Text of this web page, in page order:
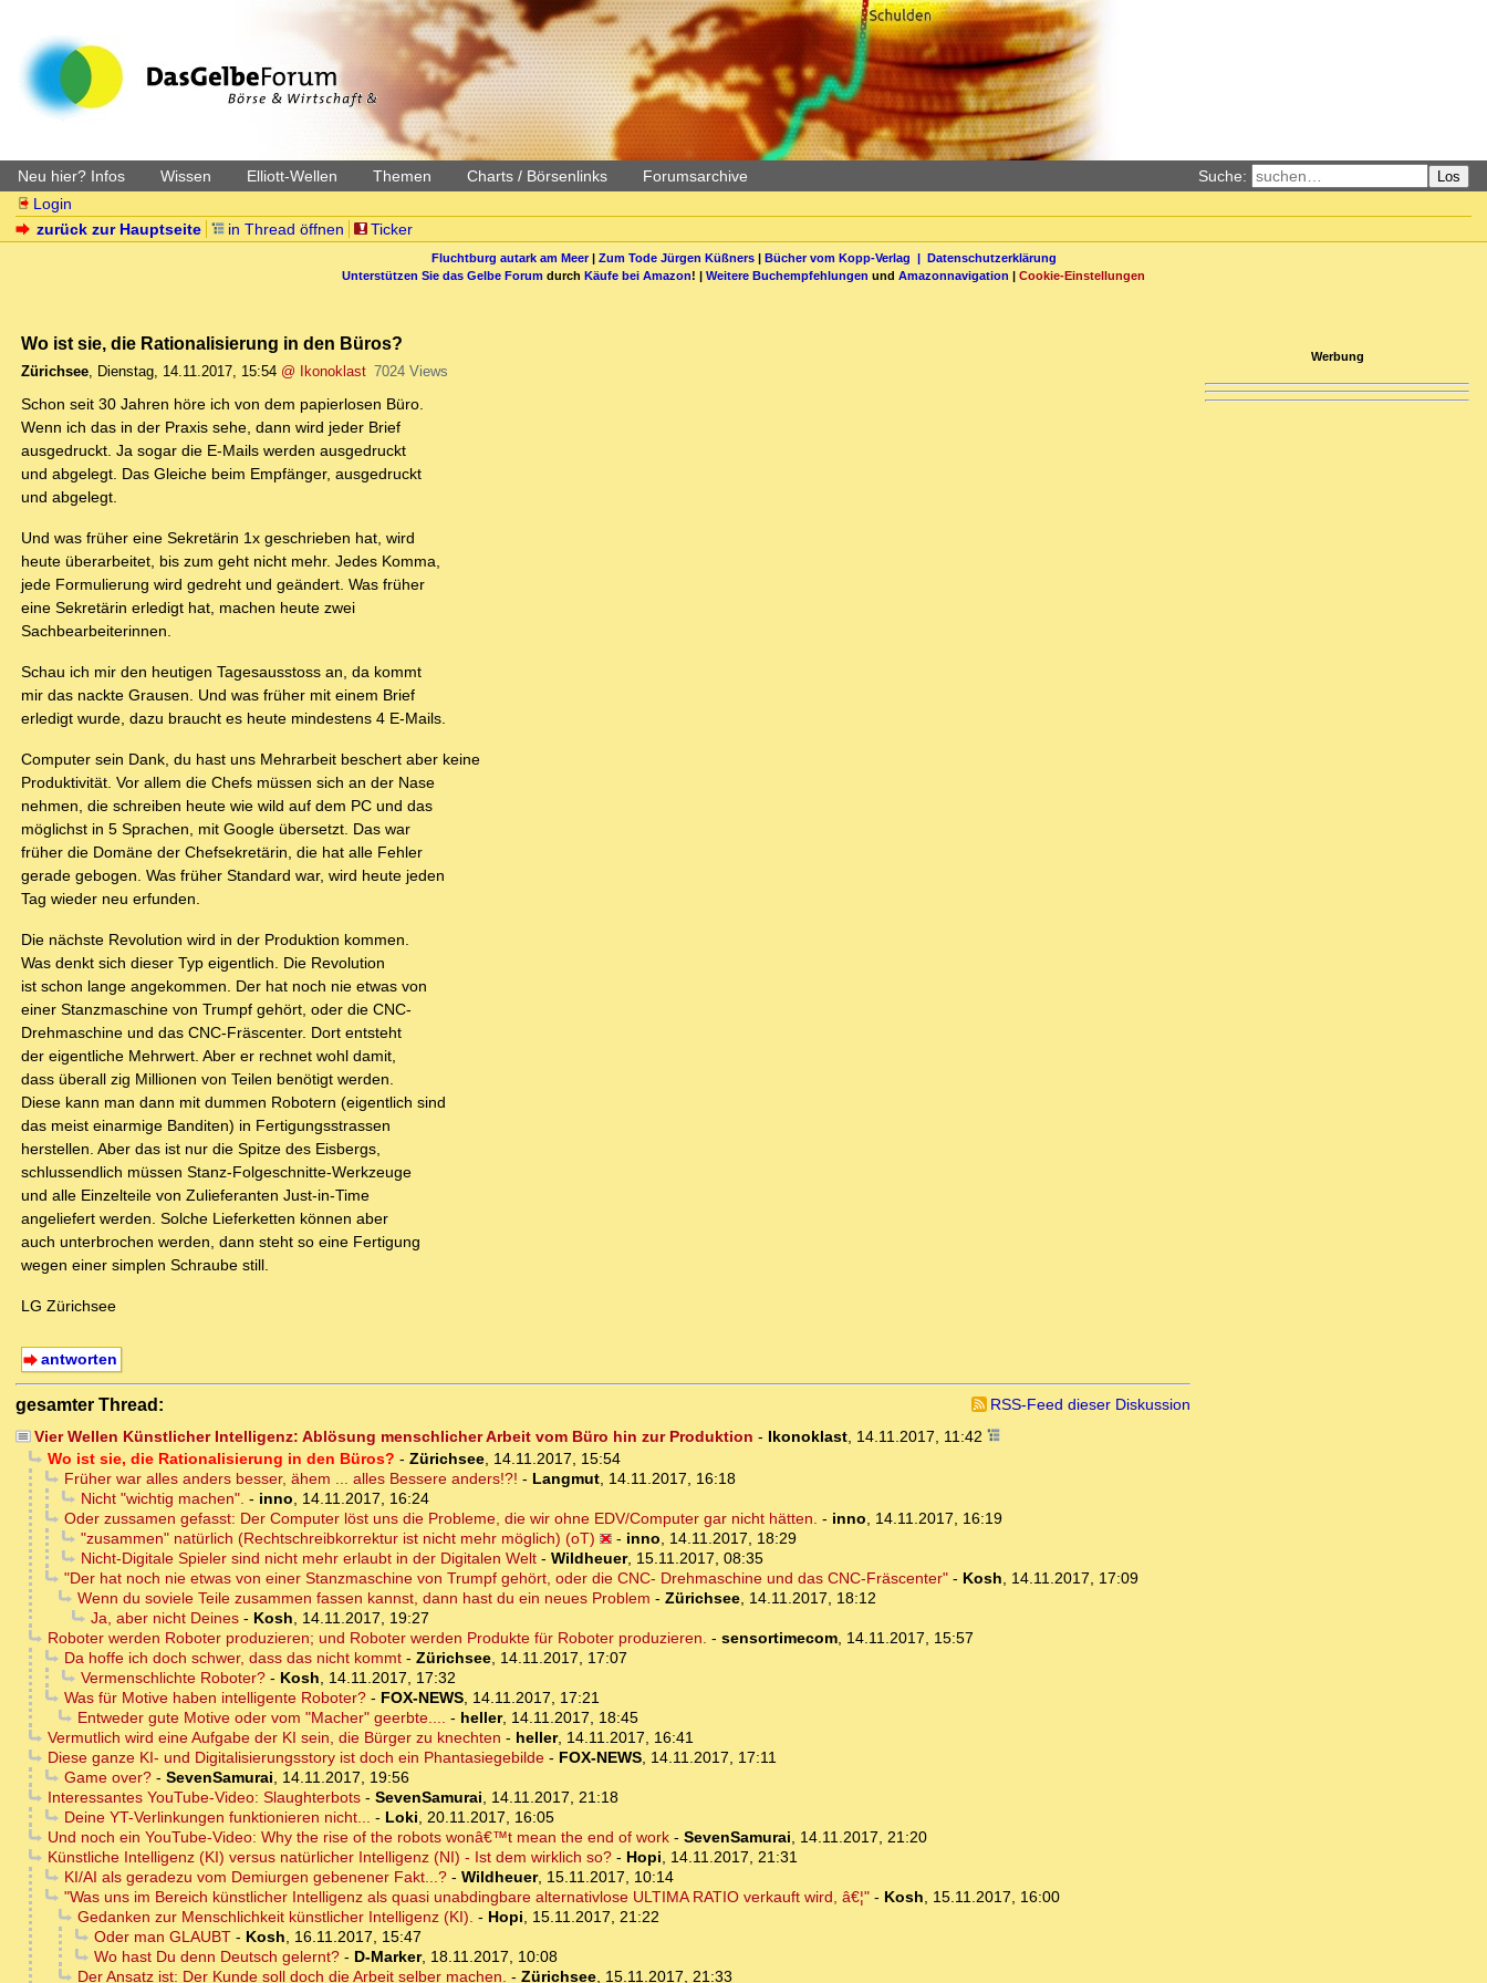
Neu hier? Infos Wissen Elliott-Wellen Themen Charts / Börsenlinks Forumsarchive Suche: Los
Login
zurück zur Hauptseite
in Thread öffnen Ticker
Fluchtburg autark am Meer| Zum Tode Jürgen Küßners| Bücher vom Kopp-Verlag | Datenschutzerklärung
Unterstützen Sie das Gelbe Forum durch Käufe bei Amazon! | Weitere Buchempfehlungen und Amazonnavigation | Cookie-Einstellungen
Wo ist sie, die Rationalisierung in den Büros?
Zürichsee, Dienstag, 14.11.2017, 15:54 @ Ikonoklast 7024 Views
Schon seit 30 Jahren höre ich von dem papierlosen Büro.
Wenn ich das in der Praxis sehe, dann wird jeder Brief
ausgedruckt. Ja sogar die E-Mails werden ausgedruckt
und abgelegt. Das Gleiche beim Empfänger, ausgedruckt
und abgelegt.
Und was früher eine Sekretärin 1x geschrieben hat, wird
heute überarbeitet, bis zum geht nicht mehr. Jedes Komma,
jede Formulierung wird gedreht und geändert. Was früher
eine Sekretärin erledigt hat, machen heute zwei
Sachbearbeiterinnen.
Schau ich mir den heutigen Tagesausstoss an, da kommt
mir das nackte Grausen. Und was früher mit einem Brief
erledigt wurde, dazu braucht es heute mindestens 4 E-Mails.
Computer sein Dank, du hast uns Mehrarbeit beschert aber keine
Produktivität. Vor allem die Chefs müssen sich an der Nase
nehmen, die schreiben heute wie wild auf dem PC und das
möglichst in 5 Sprachen, mit Google übersetzt. Das war
früher die Domäne der Chefsekretärin, die hat alle Fehler
gerade gebogen. Was früher Standard war, wird heute jeden
Tag wieder neu erfunden.
Die nächste Revolution wird in der Produktion kommen.
Was denkt sich dieser Typ eigentlich. Die Revolution
ist schon lange angekommen. Der hat noch nie etwas von
einer Stanzmaschine von Trumpf gehört, oder die CNC-
Drehmaschine und das CNC-Fräscenter. Dort entsteht
der eigentliche Mehrwert. Aber er rechnet wohl damit,
dass überall zig Millionen von Teilen benötigt werden.
Diese kann man dann mit dummen Robotern (eigentlich sind
das meist einarmige Banditen) in Fertigungsstrassen
herstellen. Aber das ist nur die Spitze des Eisbergs,
schlussendlich müssen Stanz-Folgeschnitte-Werkzeuge
und alle Einzelteile von Zulieferanten Just-in-Time
angeliefert werden. Solche Lieferketten können aber
auch unterbrochen werden, dann steht so eine Fertigung
wegen einer simplen Schraube still.
LG Zürichsee
antworten
gesamter Thread:
RSS-Feed dieser Diskussion
Vier Wellen Künstlicher Intelligenz: Ablösung menschlicher Arbeit vom Büro hin zur Produktion - Ikonoklast, 14.11.2017, 11:42
Wo ist sie, die Rationalisierung in den Büros? - Zürichsee, 14.11.2017, 15:54
Früher war alles anders besser, ähem ... alles Bessere anders!?! - Langmut, 14.11.2017, 16:18
Nicht "wichtig machen". - inno, 14.11.2017, 16:24
Oder zussamen gefasst: Der Computer löst uns die Probleme, die wir ohne EDV/Computer gar nicht hätten. - inno, 14.11.2017, 16:19
"zusammen" natürlich (Rechtschreibkorrektur ist nicht mehr möglich) (oT)
- inno, 14.11.2017, 18:29
Nicht-Digitale Spieler sind nicht mehr erlaubt in der Digitalen Welt- Wildheuer, 15.11.2017, 08:35
"Der hat noch nie etwas von einer Stanzmaschine von Trumpf gehört, oder die CNC- Drehmaschine und das CNC-Fräscenter"- Kosh, 14.11.2017, 17:09
Wenn du soviele Teile zusammen fassen kannst, dann hast du ein neues Problem - Zürichsee, 14.11.2017, 18:12
Ja, aber nicht Deines- Kosh, 14.11.2017, 19:27
Roboter werden Roboter produzieren; und Roboter werden Produkte für Roboter produzieren. - sensortimecom, 14.11.2017, 15:57
Da hoffe ich doch schwer, dass das nicht kommt- Zürichsee, 14.11.2017, 17:07
Vermenschlichte Roboter?- Kosh, 14.11.2017, 17:32
Was für Motive haben intelligente Roboter?- FOX-NEWS, 14.11.2017, 17:21
Entweder gute Motive oder vom "Macher" geerbte.... - heller, 14.11.2017, 18:45
Vermutlich wird eine Aufgabe der KI sein, die Bürger zu knechten - heller, 14.11.2017, 16:41
Diese ganze KI- und Digitalisierungsstory ist doch ein Phantasiegebilde- FOX-NEWS, 14.11.2017, 17:11
Game over?- SevenSamurai, 14.11.2017, 19:56
Interessantes YouTube-Video: Slaughterbots- SevenSamurai, 14.11.2017, 21:18
Deine YT-Verlinkungen funktionieren nicht... - Loki, 20.11.2017, 16:05
Und noch ein YouTube-Video: Why the rise of the robots wonâ€™t mean the end of work- SevenSamurai, 14.11.2017, 21:20
Künstliche Intelligenz (KI) versus natürlicher Intelligenz (NI) - Ist dem wirklich so?- Hopi, 14.11.2017, 21:31
KI/AI als geradezu vom Demiurgen gebenener Fakt...?- Wildheuer, 15.11.2017, 10:14
"Was uns im Bereich künstlicher Intelligenz als quasi unabdingbare alternativlose ULTIMA RATIO verkauft wird, â€¦"- Kosh, 15.11.2017, 16:00
Gedanken zur Menschlichkeit künstlicher Intelligenz (KI). - Hopi, 15.11.2017, 21:22
Oder man GLAUBT- Kosh, 16.11.2017, 15:47
Wo hast Du denn Deutsch gelernt?- D-Marker, 18.11.2017, 10:08
Der Ansatz ist: Der Kunde soll doch die Arbeit selber machen. - Zürichsee, 15.11.2017, 21:33
Werbung